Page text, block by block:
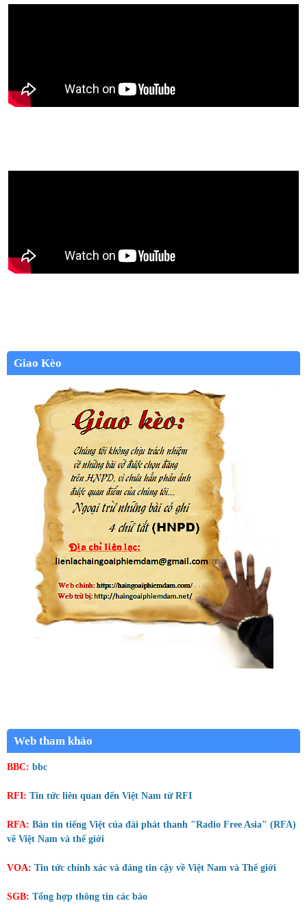
Giao Kèo
Web tham khảo
BBC: bbc
RFI: Tin tức liên quan đến Việt Nam từ RFI
RFA: Bản tin tiếng Việt của đài phát thanh "Radio Free Asia" (RFA)
về Việt Nam và thế giới
VOA: Tin tức chính xác và đáng tin cậy về Việt Nam và Thế giới
SGB: Tổng hợp thông tin các báo